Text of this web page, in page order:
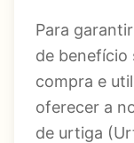
Para
de benefício
compra e
oferecer a
de urtiga